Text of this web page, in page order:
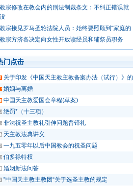
教宗修改在教会内的刑法制裁条文：不纠正错误就
没
教宗接见罗马圣轮法院人员：始终要照顾到“家庭的
教宗方济各决定向女性开放读经员和辅祭员职务
门点击
关于印发《中国天主教主教备案办法（试行）》的
婚姻与离婚
中国天主教爱国会章程(草案)
绝罚*（十三项）
非法祝圣主教礼引伸问题晋铎礼
天主教法典讲义
一九五零年以后中国教会的祝圣问题
伯多禄特权
婚姻新法问答
”中国天主教主教团“关于选圣主教的规定